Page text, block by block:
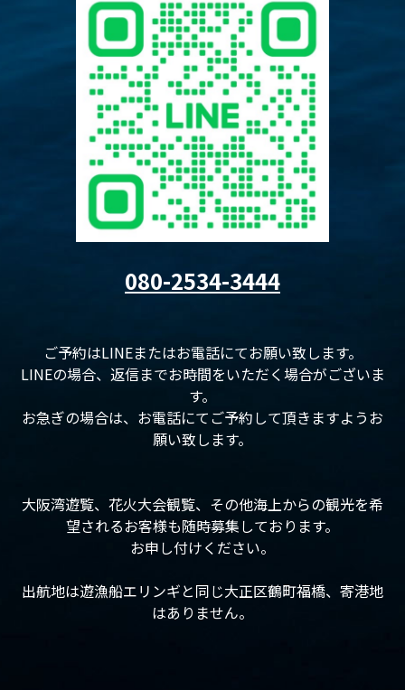
080-2534-3444
ご予約はLINEまたはお電話にてお願い致します。
LINEの場合、返信までお時間をいただく場合がございま
す。
お急ぎの場合は、お電話にてご予約して頂きますようお
願い致します。
大阪湾遊覧、花火大会観覧、その他海上からの観光を希
望されるお客様も随時募集しております。
お申し付けください。
出航地は遊漁船エリンギと同じ大正区鶴町福橋、寄港地
はありません。